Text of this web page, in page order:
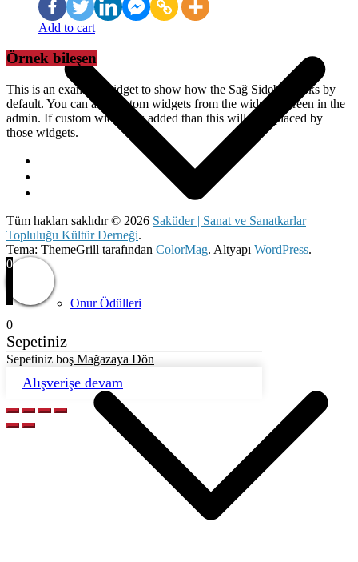
Onur Ödülleri
Add to cart
Örnek bileşen
This is an example widget to show how the Sağ Sidebar looks by
default. You can add custom widgets from the widgets screen in the
admin. If custom widgets is added than this will be replaced by
those widgets.
Tüm hakları saklıdır © 2026 Saküder | Sanat ve Sanatkarlar
Topluluğu Kültür Derneği.
Tema: ThemeGrill tarafından ColorMag. Altyapı WordPress.
0
0
Sepetiniz
Sepetiniz boş Mağazaya Dön
Alışverişe devam